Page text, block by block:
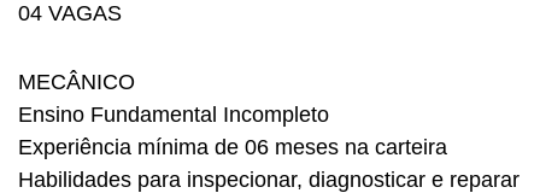
04 VAGAS
MECÂNICO
Ensino Fundamental Incompleto
Experiência mínima de 06 meses na carteira
Habilidades para inspecionar, diagnosticar e reparar